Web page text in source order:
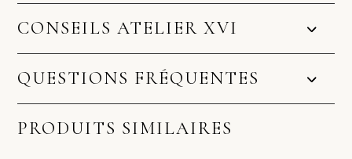
CONSEILS ATELIER XVI
QUESTIONS FRÉQUENTES
PRODUITS SIMILAIRES